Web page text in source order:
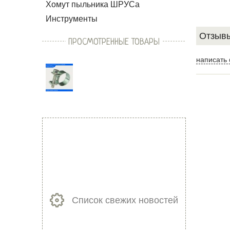
Хомут пыльника ШРУСа
Инструменты
написать
ПРОСМОТРЕННЫЕ ТОВАРЫ
Список свежих новостей